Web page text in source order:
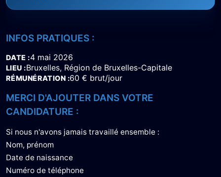
INFOS PRATIQUES :
DATE 4 mai 2026
LIEU Bruxelles, Région de Bruxelles-Capitale
RÉMUNÉRATION 60 € brut/jour
MERCI D'AJOUTER DANS VOTRE
CANDIDATURE :
Si nous n'avons jamais travaillé ensemble :
Nom, prénom
Date de naissance
Numéro de téléphone